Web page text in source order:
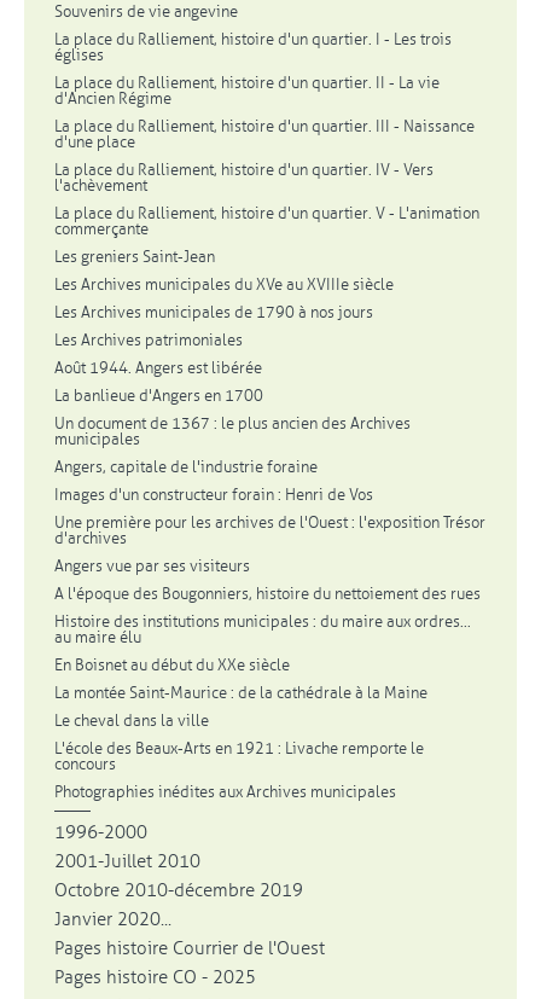
Souvenirs de vie angevine
La place du Ralliement, histoire d'un quartier. I - Les trois
églises
La place du Ralliement, histoire d'un quartier. II - La vie
d'Ancien Régime
La place du Ralliement, histoire d'un quartier. III - Naissance
d'une place
La place du Ralliement, histoire d'un quartier. IV - Vers
l'achèvement
La place du Ralliement, histoire d'un quartier. V - L'animation
commerçante
Les greniers Saint-Jean
Les Archives municipales du XVe au XVIIIe siècle
Les Archives municipales de 1790 à nos jours
Les Archives patrimoniales
Août 1944. Angers est libérée
La banlieue d'Angers en 1700
Un document de 1367 : le plus ancien des Archives
municipales
Angers, capitale de l'industrie foraine
Images d'un constructeur forain : Henri de Vos
Une première pour les archives de l'Ouest : l'exposition Trésor
d'archives
Angers vue par ses visiteurs
A l'époque des Bougonniers, histoire du nettoiement des rues
Histoire des institutions municipales : du maire aux ordres...
au maire élu
En Boisnet au début du XXe siècle
La montée Saint-Maurice : de la cathédrale à la Maine
Le cheval dans la ville
L'école des Beaux-Arts en 1921 : Livache remporte le
concours
Photographies inédites aux Archives municipales
1996-2000
2001-Juillet 2010
Octobre 2010-décembre 2019
Janvier 2020...
Pages histoire Courrier de l'Ouest
Pages histoire CO - 2025